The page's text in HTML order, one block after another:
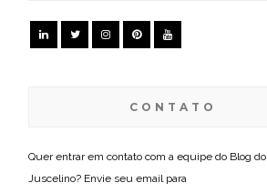
CONTATO
Quer entrar em contato com a equipe do Blog do
Juscelino? Envie seu email para